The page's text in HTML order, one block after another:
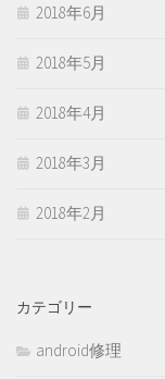
2018年6月
2018年5月
2018年4月
2018年3月
2018年2月
カテゴリー
android修理